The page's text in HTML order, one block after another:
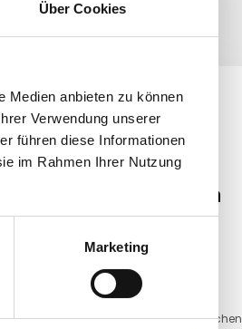
Über Cookies
Medien anbieten zu können
Verwendung unserer
führen diese Informationen
im Rahmen Ihrer Nutzung
Marketing
DIENSTE
29/07/2026
Sammlung von
gefährlichen
Hausabfällen
Sehr geehrter Kunde, wir machen